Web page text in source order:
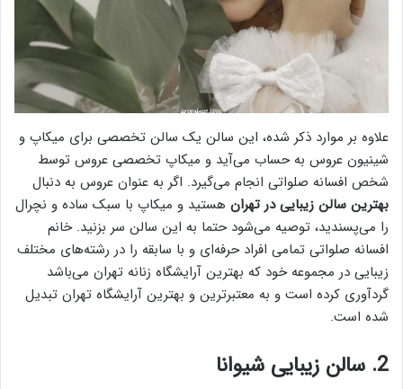
علاوه بر موارد ذکر شده، این سالن یک سالن تخصصی برای میکاپ و
شینیون عروس به حساب می‌آید و میکاپ تخصصی عروس توسط
شخص افسانه صلواتی انجام می‌گیرد. اگر به عنوان عروس به دنبال
بهترین سالن زیبایی در تهران هستید و میکاپ با سبک ساده و نچرال
را می‌پسندید، توصیه می‌شود حتما به این سالن سر بزنید. خانم
افسانه صلواتی تمامی افراد حرفه‌ای و با سابقه را در رشته‌های مختلف
زیبایی در مجموعه خود که بهترین آرایشگاه زنانه تهران می‌باشد
گردآوری کرده است و به معتبرترین و بهترین آرایشگاه تهران تبدیل
شده است.
2. سالن زیبایی شیوانا